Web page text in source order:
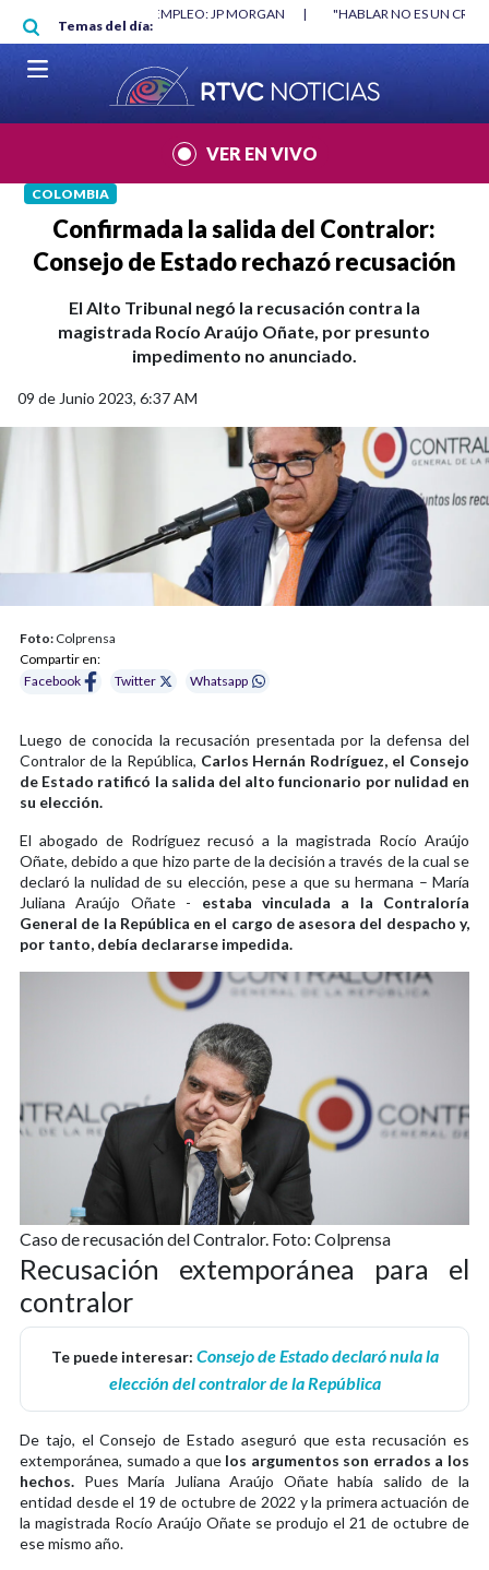
Pasar al contenido principal
Temas del día:
"HABLAR NO ES UN CRIMEN": CARTA DE BETO CORAL |
VER EN VIVO
COLOMBIA
Confirmada la salida del Contralor:
Consejo de Estado rechazó recusación
El Alto Tribunal negó la recusación contra la
magistrada Rocío Araújo Oñate, por presunto
impedimento no anunciado.
09 de Junio 2023, 6:37 AM
Foto: Colprensa
Compartir en:
Facebook
Twitter Whatsapp
Luego de conocida la recusación presentada por la defensa del
Contralor de la República, Carlos Hernán Rodríguez, el Consejo
de Estado ratificó la salida del alto funcionario por nulidad en
su elección.
El abogado de Rodríguez recusó a la magistrada Rocío Araújo
Oñate, debido a que hizo parte de la decisión a través de la cual se
declaró la nulidad de su elección, pese a que su hermana – María
Juliana Araújo Oñate - estaba vinculada a la Contraloría
General de la República en el cargo de asesora del despacho y,
por tanto, debía declararse impedida.
Caso de recusación del Contralor. Foto: Colprensa
Recusación extemporánea para el
contralor
Te puede interesar: Consejo de Estado declaró nula la
elección del contralor de la República
De tajo, el Consejo de Estado aseguró que esta recusación es
extemporánea, sumado a que los argumentos son errados a los
hechos. Pues María Juliana Araújo Oñate había salido de la
entidad desde el 19 de octubre de 2022 y la primera actuación de
la magistrada Rocío Araújo Oñate se produjo el 21 de octubre de
ese mismo año.